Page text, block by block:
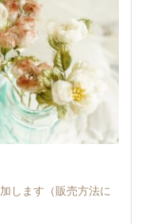
します（販売方法に